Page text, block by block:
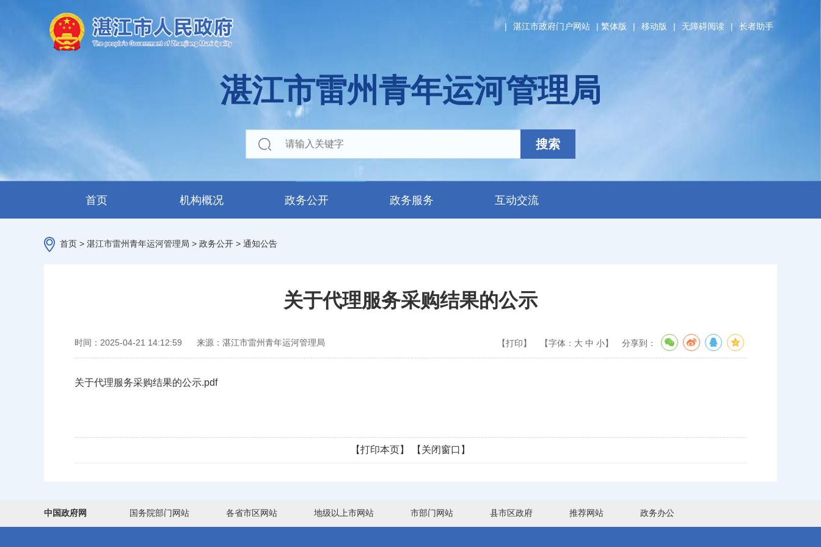
| 湛江市政府门户网站 | 繁体版 | 移动版 | 无障碍阅读 | 长者助手
湛江市雷州青年运河管理局
搜索
首页 机构概况 政务公开 政务服务 互动交流
首页 > 湛江市雷州青年运河管理局 > 政务公开 > 通知公告
关于代理服务采购结果的公示
时间：2025-04-21 14:12:59 来源：湛江市雷州青年运河管理局 【打印】 【字体： 大 中 小】 分享到：
关于代理服务采购结果的公示.pdf
【打印本页】 【关闭窗口】
中国政府网 国务院部门网站 各省市区网站 地级以上市网站 市部门网站 县市区政府 推荐网站 政务办公